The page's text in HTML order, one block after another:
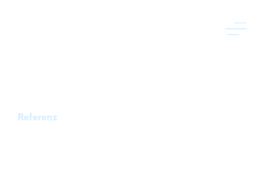
Referenz